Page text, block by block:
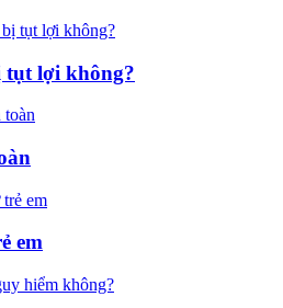
tụt lợi không?
em